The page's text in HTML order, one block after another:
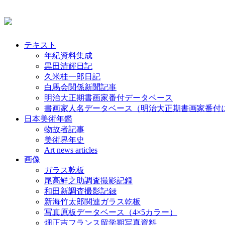
テキスト
年紀資料集成
黒田清輝日記
久米桂一郎日記
白馬会関係新聞記事
明治大正期書画家番付データベース
書画家人名データベース（明治大正期書画家番付
日本美術年鑑
物故者記事
美術界年史
Art news articles
画像
ガラス乾板
尾高鮮之助調査撮影記録
和田新調査撮影記録
新海竹太郎関連ガラス乾板
写真原板データベース（4×5カラー）
畑正吉フランス留学期写真資料